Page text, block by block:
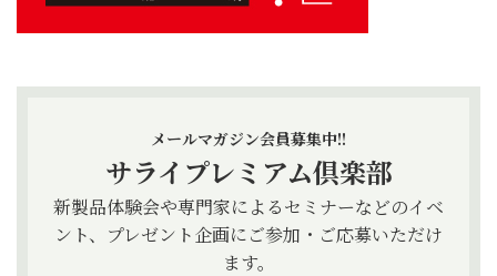
メールマガジン会員募集中!!
サライプレミアム倶楽部
新製品体験会や専門家によるセミナーなどのイベ
ント、プレゼント企画にご参加・ご応募いただけ
ます。